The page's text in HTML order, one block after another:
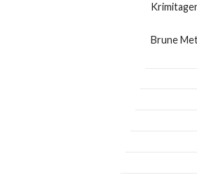
Brune